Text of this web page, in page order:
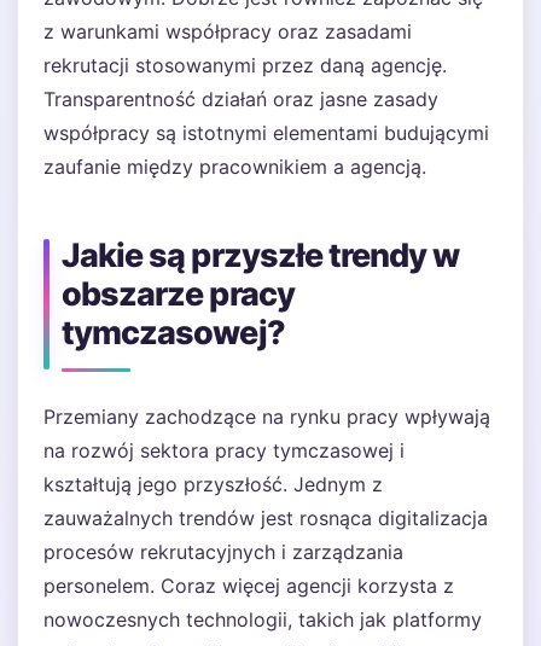
z warunkami współpracy oraz zasadami
rekrutacji stosowanymi przez daną agencję.
Transparentność działań oraz jasne zasady
współpracy są istotnymi elementami budującymi
zaufanie między pracownikiem a agencją.
Jakie są przyszłe trendy w
obszarze pracy
tymczasowej?
Przemiany zachodzące na rynku pracy wpływają
na rozwój sektora pracy tymczasowej i
kształtują jego przyszłość. Jednym z
zauważalnych trendów jest rosnąca digitalizacja
procesów rekrutacyjnych i zarządzania
personelem. Coraz więcej agencji korzysta z
nowoczesnych technologii, takich jak platformy